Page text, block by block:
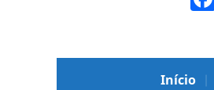
Início